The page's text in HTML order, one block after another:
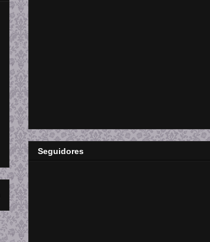
Seguidores